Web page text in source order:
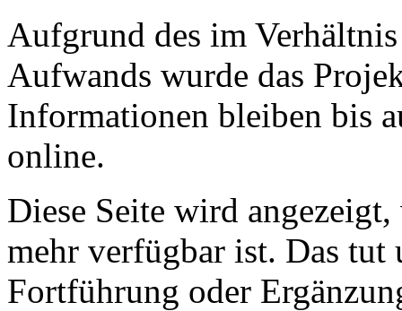
Aufgrund des im
Aufwands wurde das
Informationen bleiben bis
online.
Diese Seite wird
mehr verfügbar ist. Das tut
Fortführung oder